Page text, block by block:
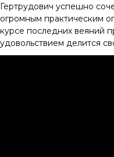
Гертрудович успешно
огромным практическим
курсе последних веяний
удовольствием делится